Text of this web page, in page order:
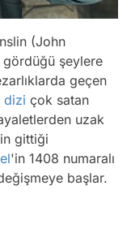
(John
şeylere
geçen
dizi çok satan
uzak
gittiği
'in 1408 numaralı
başlar.